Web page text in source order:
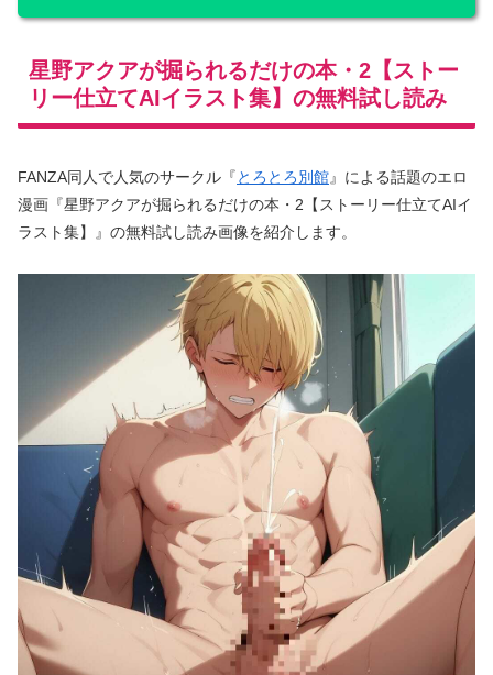
星野アクアが掘られるだけの本・2【ストー
リー仕立てAIイラスト集】の無料試し読み
FANZA同人で人気のサークル『とろとろ別館』による話題のエロ
漫画『星野アクアが掘られるだけの本・2【ストーリー仕立てAIイ
ラスト集】』の無料試し読み画像を紹介します。